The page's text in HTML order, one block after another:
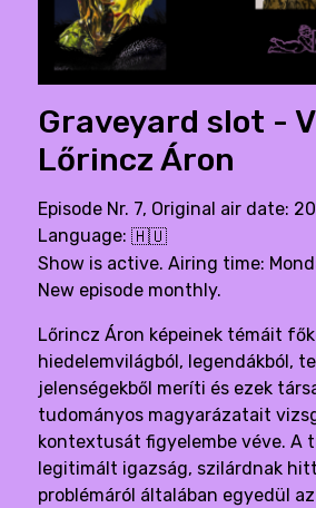
Graveyard slot -
Lőrincz Áron
Episode Nr. 7, Original air date:
Language: 🇭🇺
Show is active. Airing time:
New episode monthly.
Lőrincz Áron képeinek témáit
hiedelemvilágból, legendákból,
jelenségekből meríti és ezek
tudományos magyarázatait
kontextusát figyelembe véve. A
legitimált igazság, szilárdnak
problémáról általában egyedül